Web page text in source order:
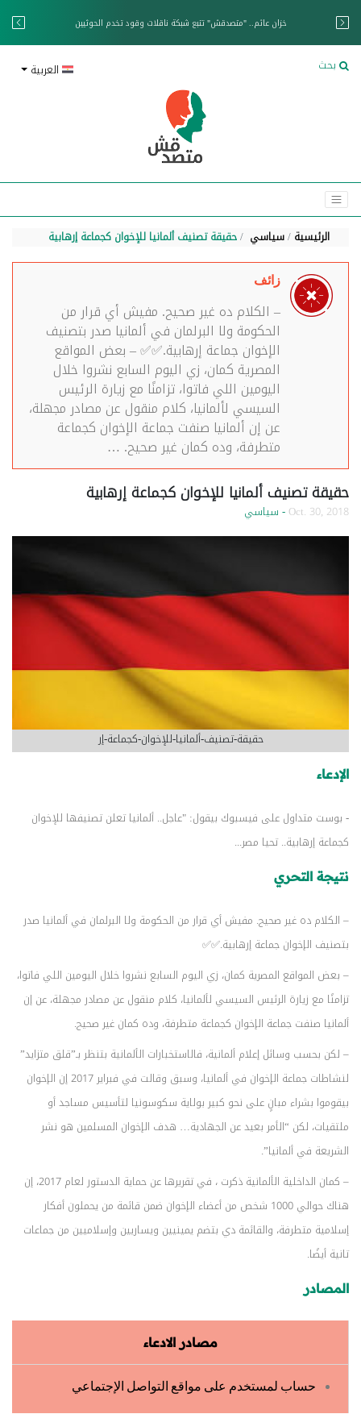
خزان عائم.. "متصدقش" تتبع شبكة ناقلات وقود تخدم الحوثيين
بحث العربية
الرئيسية سياسي حقيقة تصنيف ألمانيا للإخوان كجماعة إرهابية
زائف
– الكلام ده غير صحيح. مفيش أي قرار من
الحكومة ولا البرلمان في ألمانيا صدر بتصنيف
الإخوان جماعة إرهابية.✅✅ – بعض المواقع
المصرية كمان، زي اليوم السابع نشروا خلال
اليومين اللي فاتوا، تزامنًا مع زيارة الرئيس
السيسي لألمانيا، كلام منقول عن مصادر مجهلة،
عن إن ألمانيا صنفت جماعة الإخوان كجماعة
متطرفة، وده كمان غير صحيح. …
حقيقة تصنيف ألمانيا للإخوان كجماعة إرهابية
Oct. 30, 2018 - سياسي
حقيقة-تصنيف-ألمانيا-للإخوان-كجماعة-إر
الإدعاء
- بوست متداول على فيسبوك بيقول: "عاجل.. ألمانيا تعلن تصنيفها للإخوان
كجماعة إرهابية.. تحيا مصر...
نتيجة التحري
– الكلام ده غير صحيح. مفيش أي قرار من الحكومة ولا البرلمان في ألمانيا صدر
بتصنيف الإخوان جماعة إرهابية.✅✅
– بعض المواقع المصرية كمان، زي اليوم السابع نشروا خلال اليومين اللي فاتوا،
تزامنًا مع زيارة الرئيس السيسي لألمانيا، كلام منقول عن مصادر مجهلة، عن إن
ألمانيا صنفت جماعة الإخوان كجماعة متطرفة، وده كمان غير صحيح.
– لكن بحسب وسائل إعلام ألمانية، فالاستخبارات الألمانية بتنظر بـ”قلق متزايد”
لنشاطات جماعة الإخوان في ألمانيا، وسبق وقالت في فبراير 2017 إن الإخوان
بيقوموا بشراء مبانٍ على نحو كبير بولاية سكوسونيا لتأسيس مساجد أو
ملتقيات، لكن “الأمر بعيد عن الجهادية… هدف الإخوان المسلمين هو نشر
الشريعة في ألمانيا”.
– كمان الداخلية الألمانية ذكرت ، في تقريرها عن حماية الدستور لعام 2017، إن
هناك حوالي 1000 شخص من أعضاء الإخوان ضمن قائمة من يحملون أفكار
إسلامية متطرفة، والقائمة دي بتضم يمينيين ويساريين وإسلاميين من جماعات
تانية أيضًا.
المصادر
مصادر الادعاء
حساب لمستخدم على مواقع التواصل الإجتماعي